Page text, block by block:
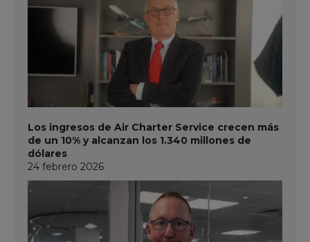
Los ingresos de Air Charter Service crecen más
de un 10% y alcanzan los 1.340 millones de
dólares
24 febrero 2026